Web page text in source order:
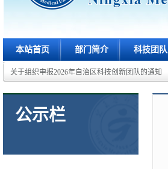
本站首页 部门简介 科技团队
关于组织申报2026年自治区科技创新团队的通知
公示栏